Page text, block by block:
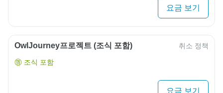
요금 보기
OwlJourney프로젝트 (조식 포함) 취소 정책
조식 포함
요금 보기